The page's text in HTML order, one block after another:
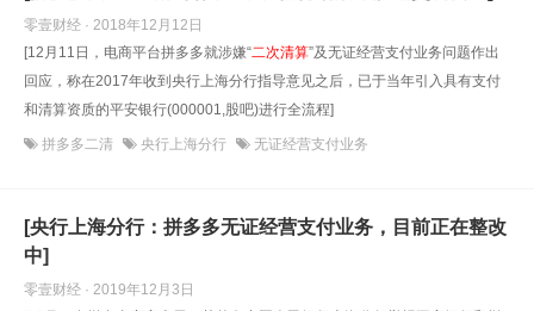
零壹财经 · 2018年12月12日
[12月11日，电商平台拼多多就涉嫌“二次清算”及无证经营支付业务问题作出
回应，称在2017年收到央行上海分行指导意见之后，已于当年引入具有支付
和清算资质的平安银行(000001,股吧)进行全流程]
拼多多二清 央行上海分行 无证经营支付业务
[央行上海分行：拼多多无证经营支付业务，目前正在整改
中]
零壹财经 · 2019年12月3日